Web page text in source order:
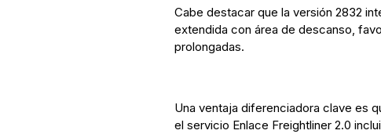
Cabe destacar que la versión 2832
extendida con área de descanso,
prolongadas.
Una ventaja diferenciadora clave es
el servicio Enlace Freightliner 2.0